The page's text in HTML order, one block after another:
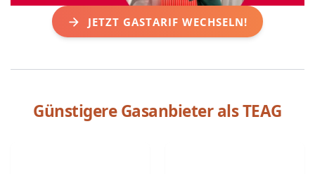
JETZT GASTARIF WECHSELN!
Günstigere Gasanbieter alsTEAG